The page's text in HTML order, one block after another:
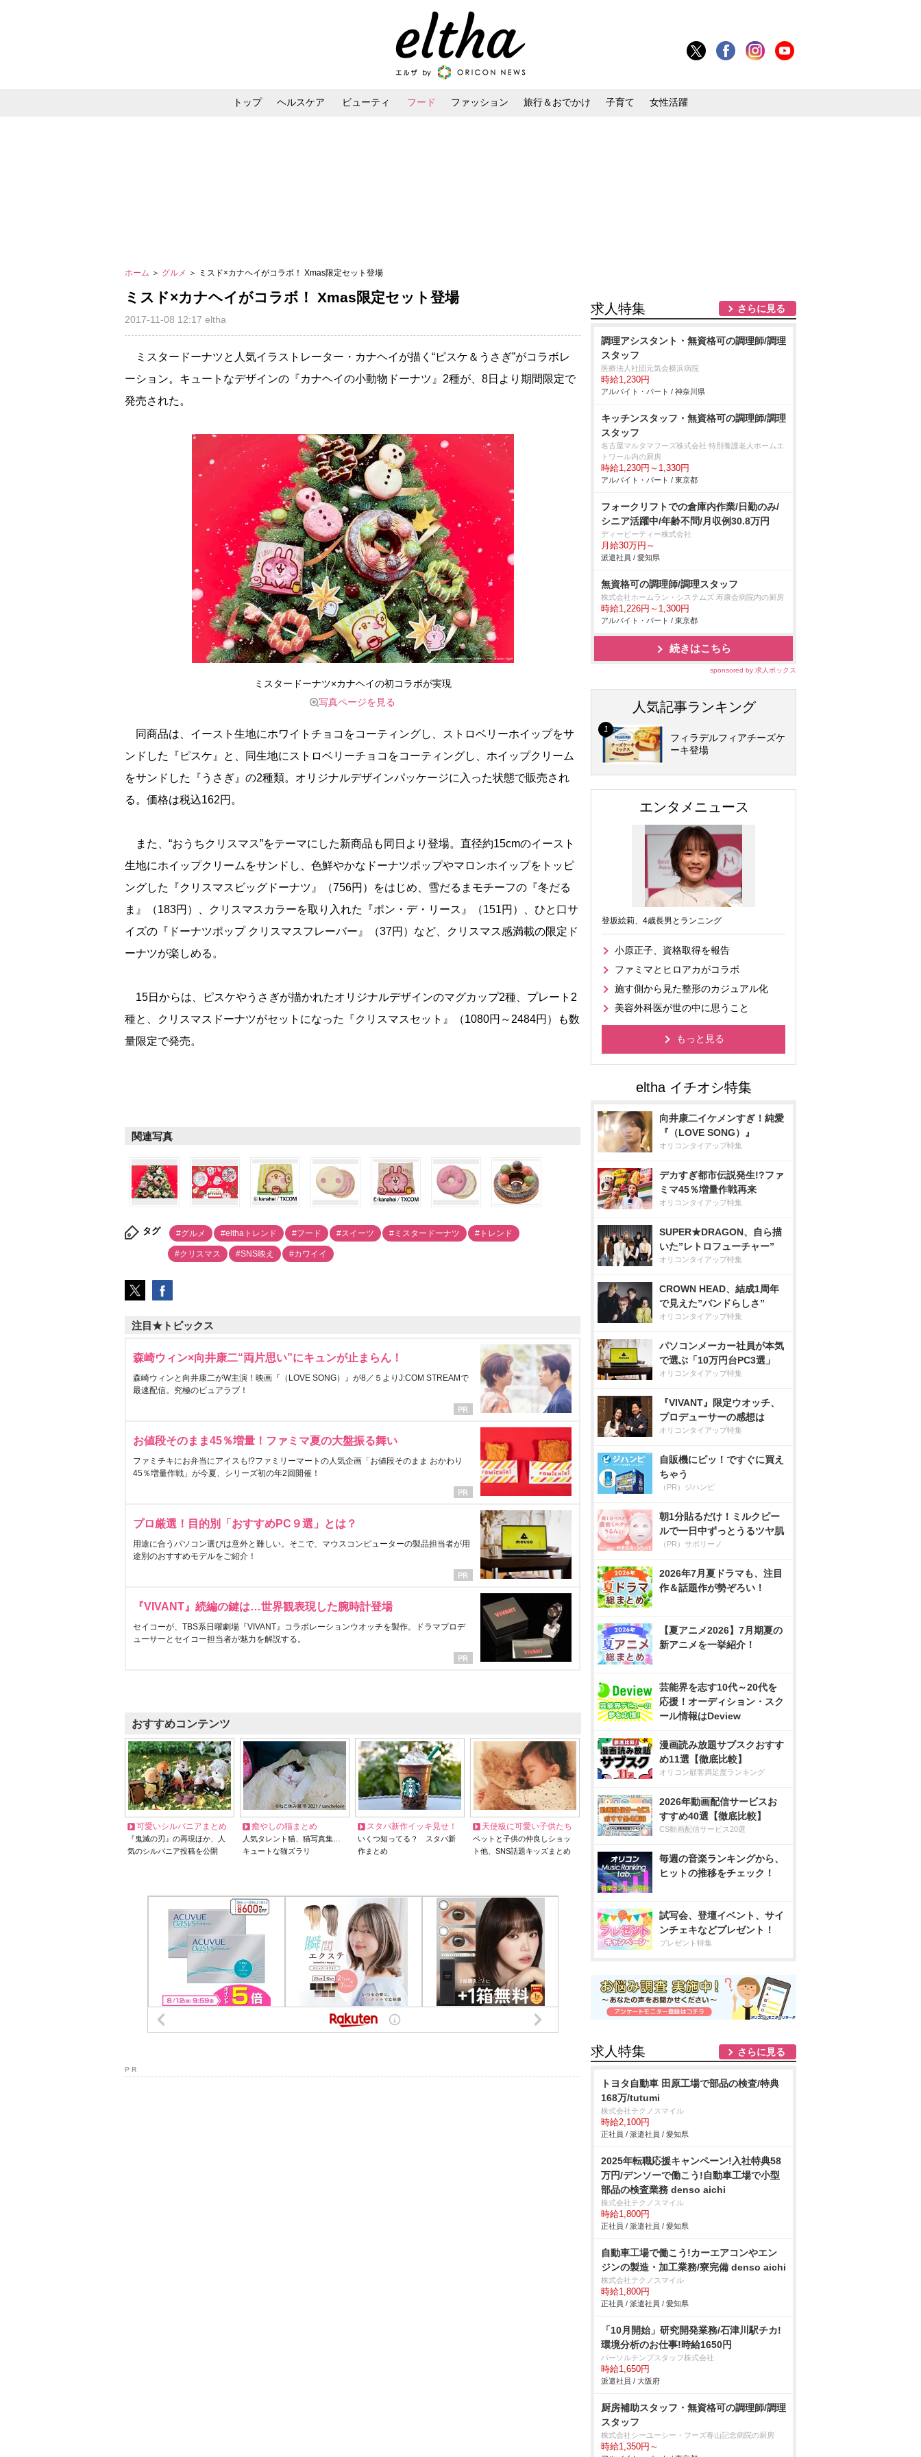
トップ ヘルスケア ビューティ フード ファッション 旅行＆おでかけ 子育て 女性活躍
ホーム ＞ グルメ ＞ ミスド×カナヘイがコラボ！ Xmas限定セット登場
ミスド×カナヘイがコラボ！ Xmas限定セット登場
2017-11-08 12:17 eltha
ミスタードーナツと人気イラストレーター・カナヘイが描く“ピスケ＆うさぎ”がコラボレ
ーション。キュートなデザインの『カナヘイの小動物ドーナツ』2種が、8日より期間限定で
発売された。
ミスタードーナツ×カナヘイの初コラボが実現
写真ページを見る
同商品は、イースト生地にホワイトチョコをコーティングし、ストロベリーホイップをサ
ンドした『ピスケ』と、同生地にストロベリーチョコをコーティングし、ホイップクリーム
をサンドした『うさぎ』の2種類。オリジナルデザインパッケージに入った状態で販売され
る。価格は税込162円。
また、“おうちクリスマス”をテーマにした新商品も同日より登場。直径約15cmのイースト
生地にホイップクリームをサンドし、色鮮やかなドーナツポップやマロンホイップをトッピ
ングした『クリスマスビッグドーナツ』（756円）をはじめ、雪だるまモチーフの『冬だる
ま』（183円）、クリスマスカラーを取り入れた『ポン・デ・リース』（151円）、ひと口サ
イズの『ドーナツポップ クリスマスフレーバー』（37円）など、クリスマス感満載の限定ド
ーナツが楽しめる。
15日からは、ピスケやうさぎが描かれたオリジナルデザインのマグカップ2種、プレート2
種と、クリスマスドーナツがセットになった『クリスマスセット』（1080円～2484円）も数
量限定で発売。
関連写真
タグ #グルメ #elthaトレンド #フード #スイーツ #ミスタードーナツ #トレンド
#クリスマス #SNS映え #カワイイ
注目★トピックス
森崎ウィン×向井康二“両片思い”にキュンが止まらん！
森崎ウィンと向井康二がW主演！映画『（LOVE SONG）』が8／５よりJ:COM STREAMで
最速配信。究極のピュアラブ！
お値段そのまま45％増量！ファミマ夏の大盤振る舞い
ファミチキにお弁当にアイスも!?ファミリーマートの人気企画「お値段そのまま おかわり
45％増量作戦」が今夏、シリーズ初の年2回開催！
プロ厳選！目的別「おすすめPC９選」とは？
用途に合うパソコン選びは意外と難しい。そこで、マウスコンピューターの製品担当者が用
途別のおすすめモデルをご紹介！
『VIVANT』続編の鍵は…世界観表現した腕時計登場
セイコーが、TBS系日曜劇場『VIVANT』コラボレーションウオッチを製作。ドラマプロデ
ューサーとセイコー担当者が魅力を解説する。
おすすめコンテンツ
可愛いシルバニアまとめ
『鬼滅の刃』の再現ほか、人
気のシルバニア投稿を公開
癒やしの猫まとめ
人気タレント猫、猫写真集…
キュートな猫ズラリ
スタバ新作イッキ見せ！
いくつ知ってる？ スタバ新
作まとめ
天使級に可愛い子供たち
ペットと子供の仲良しショッ
ト他、SNS話題キッズまとめ
P R
求人特集 さらに見る
調理アシスタント・無資格可の調理師/調理
スタッフ
医療法人社団元気会横浜病院
時給1,230円
アルバイト・パート / 神奈川県
キッチンスタッフ・無資格可の調理師/調理
スタッフ
名古屋マルタマフーズ株式会社 特別養護老人ホームエ
トワール内の厨房
時給1,230円～1,330円
アルバイト・パート / 東京都
フォークリフトでの倉庫内作業/日勤のみ/
シニア活躍中/年齢不問/月収例30.8万円
ディーピーティー株式会社
月給30万円～
派遣社員 / 愛知県
無資格可の調理師/調理スタッフ
株式会社ホームラン・システムズ 寿康会病院内の厨房
時給1,226円～1,300円
アルバイト・パート / 東京都
続きはこちら
sponsored by 求人ボックス
人気記事ランキング
フィラデルフィアチーズケ
ーキ登場
エンタメニュース
登坂絵莉、4歳長男とランニング
小原正子、資格取得を報告
ファミマとヒロアカがコラボ
施す側から見た整形のカジュアル化
美容外科医が世の中に思うこと
もっと見る
向井康二イケメンすぎ！純愛
『（LOVE SONG）』
オリコンタイアップ特集
デカすぎ都市伝説発生!?ファ
ミマ45％増量作戦再来
オリコンタイアップ特集
SUPER★DRAGON、自ら描
いた”レトロフューチャー”
オリコンタイアップ特集
CROWN HEAD、結成1周年
で見えた”バンドらしさ”
オリコンタイアップ特集
パソコンメーカー社員が本気
で選ぶ「10万円台PC3選」
オリコンタイアップ特集
『VIVANT』限定ウオッチ、
プロデューサーの感想は
オリコンタイアップ特集
自販機にピッ！ですぐに買え
ちゃう
（PR）ジハンピ
朝1分貼るだけ！ミルクピー
ルで一日中ずっとうるツヤ肌
（PR）サボリーノ
2026年7月夏ドラマも、注目
作＆話題作が勢ぞろい！
【夏アニメ2026】7月期夏の
新アニメを一挙紹介！
芸能界を志す10代～20代を
応援！オーディション・スク
ール情報はDeview
漫画読み放題サブスクおすす
め11選【徹底比較】
オリコン顧客満足度ランキング
2026年動画配信サービスお
すすめ40選【徹底比較】
CS動画配信サービス20選
毎週の音楽ランキングから、
ヒットの推移をチェック！
試写会、登壇イベント、サイ
ンチェキなどプレゼント！
プレゼント特集
求人特集 さらに見る
トヨタ自動車 田原工場で部品の検査/特典
168万/tutumi
株式会社テクノスマイル
時給2,100円
正社員 / 派遣社員 / 愛知県
2025年転職応援キャンペーン!入社特典58
万円/デンソーで働こう!自動車工場で小型
部品の検査業務 denso aichi
株式会社テクノスマイル
時給1,800円
正社員 / 派遣社員 / 愛知県
自動車工場で働こう!カーエアコンやエン
ジンの製造・加工業務/寮完備 denso aichi
株式会社テクノスマイル
時給1,800円
正社員 / 派遣社員 / 愛知県
「10月開始」研究開発業務/石津川駅チカ!
環境分析のお仕事!時給1650円
パーソルテンプスタッフ株式会社
時給1,650円
派遣社員 / 大阪府
厨房補助スタッフ・無資格可の調理師/調理
スタッフ
株式会社シーユーシー・フーズ春山記念病院の厨房
時給1,350円～